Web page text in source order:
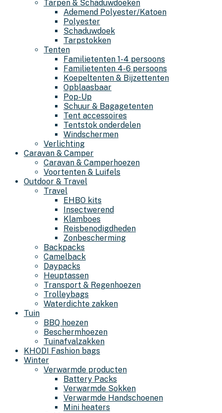
Tarpen & Schaduwdoeken
Ademend Polyester/Katoen
Polyester
Schaduwdoek
Tarpstokken
Tenten
Familietenten 1-4 persoons
Familietenten 4-6 persoons
Koepeltenten & Bijzettenten
Opblaasbaar
Pop-Up
Schuur & Bagagetenten
Tent accessoires
Tentstok onderdelen
Windschermen
Verlichting
Caravan & Camper
Caravan & Camperhoezen
Voortenten & Luifels
Outdoor & Travel
Travel
EHBO kits
Insectwerend
Klamboes
Reisbenodigdheden
Zonbescherming
Backpacks
Camelback
Daypacks
Heuptassen
Transport & Regenhoezen
Trolleybags
Waterdichte zakken
Tuin
BBQ hoezen
Beschermhoezen
Tuinafvalzakken
KHODI Fashion bags
Winter
Verwarmde producten
Battery Packs
Verwarmde Sokken
Verwarmde Handschoenen
Mini heaters